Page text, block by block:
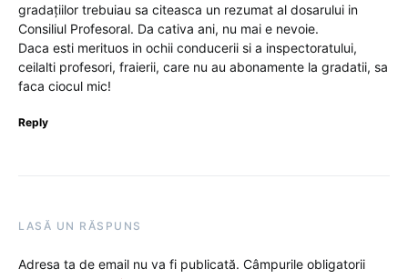
gradațiilor trebuiau sa citeasca un rezumat al dosarului in
Consiliul Profesoral. Da cativa ani, nu mai e nevoie.
Daca esti merituos in ochii conducerii si a inspectoratului,
ceilalti profesori, fraierii, care nu au abonamente la gradatii, sa
faca ciocul mic!
Reply
LASĂ UN RĂSPUNS
Adresa ta de email nu va fi publicată. Câmpurile obligatorii